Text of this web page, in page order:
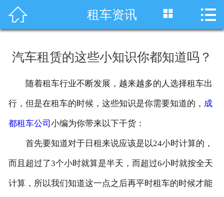
 首页
川藏线租车
租车资讯
租车价格
 租车资讯  
汽车租赁的这些小知识你都知道吗？
随着租车行业不断发展，越来越多的人选择租车出
行，但是在租车的时候，这些知识是你需要知道的， 成
都租车公司 小编为你带来以下干货：
首先要知道对于日租来说应该是以24小时计算的，
而且超过了3个小时就算是半天，而超过6小时就按全天
计算，所以我们知道这一点之后再平时租车的时候才能